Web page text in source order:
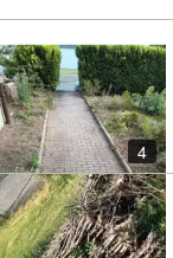
4